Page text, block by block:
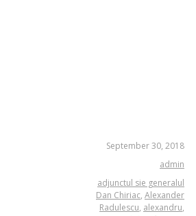
September 30, 2018
admin
adjunctul sie generalul
Dan Chiriac, Alexander
Radulescu, alexandru,